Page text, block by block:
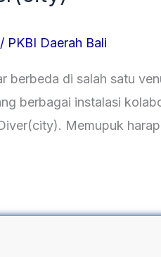
/ PKBI Daerah Bali
berbeda di salah satu
berbagai instalasi
Memupuk